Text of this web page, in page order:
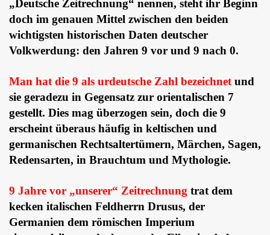
„Deutsche Zeitrechnung“ nennen, steht ihr Beginn
doch im genauen Mittel zwischen den beiden
wichtigsten historischen Daten deutscher
Volkwerdung: den Jahren 9 vor und 9 nach 0.
Man hat die 9 als urdeutsche Zahl bezeichnet und
sie geradezu in Gegensatz zur orientalischen 7
gestellt. Dies mag überzogen sein, doch die 9
erscheint überaus häufig in keltischen und
germanischen Rechtsaltertümern, Märchen, Sagen,
Redensarten, in Brauchtum und Mythologie.
9 Jahre vor „unserer“ Zeitrechnung trat dem
kecken italischen Feldherrn Drusus, der
Germanien dem römischen Imperium